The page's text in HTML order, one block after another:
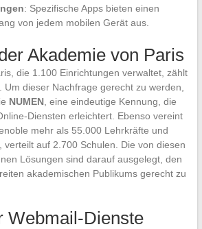
: Spezifische Apps bieten einen
von jedem mobilen Gerät aus.
Akademie von Paris
die 1.100 Einrichtungen verwaltet, zählt
dieser Nachfrage gerecht zu werden,
NUMEN, eine eindeutige Kennung, die
Diensten erleichtert. Ebenso vereint
mehr als 55.000 Lehrkräfte und
verteilt auf 2.700 Schulen. Die von diesen
Lösungen sind darauf ausgelegt, den
akademischen Publikums gerecht zu
Webmail-Dienste